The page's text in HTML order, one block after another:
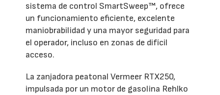
sistema de control SmartSweep™, ofrece
un funcionamiento eficiente, excelente
maniobrabilidad y una mayor seguridad para
el operador, incluso en zonas de difícil
acceso.
La zanjadora peatonal Vermeer RTX250,
impulsada por un motor de gasolina Rehlko